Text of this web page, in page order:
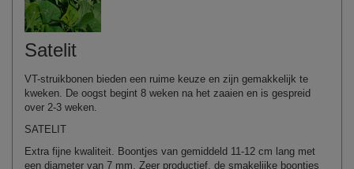
Satelit
VT-struikbonen bieden een ruime keuze en zijn gemakkelijk te
kweken. De oogst begint 8 weken na het zaaien en is gespreid
over 2-3 weken.
SATELIT
Extra fijne kwaliteit. Boontjes van gemiddeld 11-12 cm lang met
een diameter van 7 mm. Zeer productief, de smakelijke boontjes